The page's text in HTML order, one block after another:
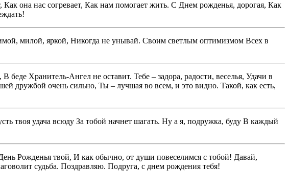
она нас согревает, Как нам помогает жить. С Днем рожденья, дорогая, Как
милой, яркой, Никогда не унывай. Своим светлым оптимизмом Всех в
Хранитель-Ангел не оставит. Тебе – задора, радости, веселья, Удачи в
дружбой очень сильно, Ты – лучшая во всем, и это видно. Такой, как есть,
твоя удача всюду За тобой начнет шагать. Ну а я, подружка, буду В каждый
Рожденья твой, И как обычно, от души повеселимся с тобой! Давай,
судьба. Поздравляю. Подруга, с днем рождения тебя!